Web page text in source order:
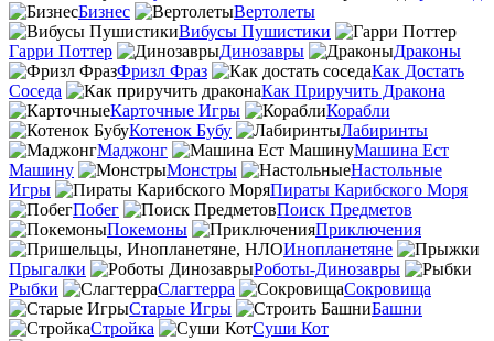
Бизнес
Вертолеты
Вибусы Пушистики
Гарри Поттер
Динозавры
Драконы
Фризл Фраз
Как Достать
Соседа
Как Приручить Дракона
Карточные Игры
Корабли
Котенок Бубу
Лабиринты
Маджонг
Машина Ест
Машину
Монстры
Настольные
Игры
Пираты Карибского Моря
Побег
Поиск Предметов
Покемоны
Приключения
Инопланетяне
Прыгалки
Роботы-Динозавры
Рыбки
Слагтерра
Сокровища
Старые Игры
Башни
Стройка
Суши Кот